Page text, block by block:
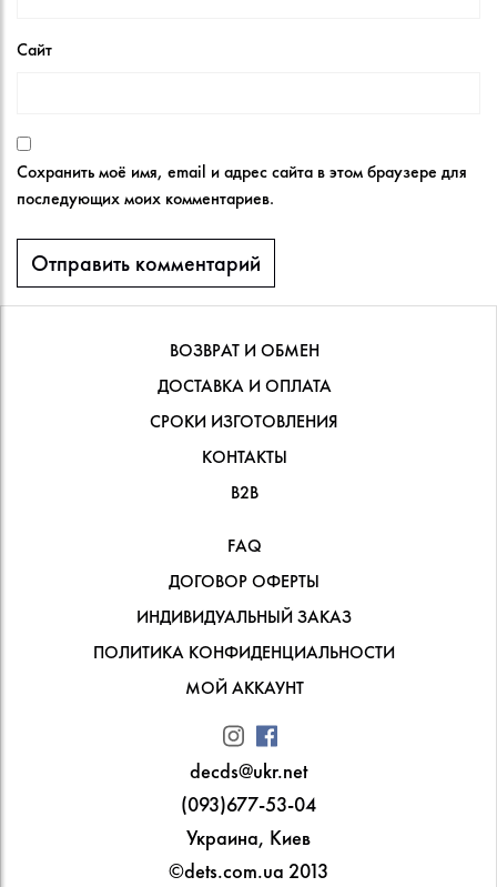
Сайт
Сохранить моё имя, email и адрес сайта в этом браузере для
последующих моих комментариев.
ВОЗВРАТ И ОБМЕН
ДОСТАВКА И ОПЛАТА
СРОКИ ИЗГОТОВЛЕНИЯ
КОНТАКТЫ
В2В
FAQ
ДОГОВОР ОФЕРТЫ
ИНДИВИДУАЛЬНЫЙ ЗАКАЗ
ПОЛИТИКА КОНФИДЕНЦИАЛЬНОСТИ
МОЙ АККАУНТ
decds@ukr.net
(093)677-53-04
Украина, Киев
©dets.com.ua 2013